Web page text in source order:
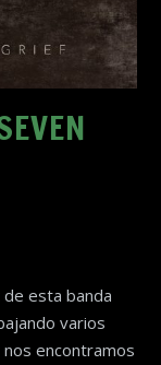
esta banda
varios
encontramos